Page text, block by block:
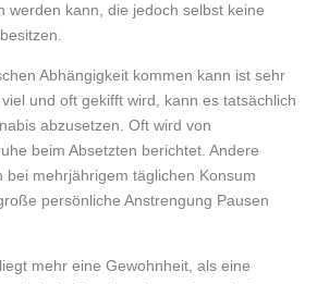
werden kann, die jedoch selbst keine
Abhängigkeit kommen kann ist sehr
und oft gekifft wird, kann es tatsächlich
abzusetzen. Oft wird von
beim Absetzten berichtet. Andere
bei mehrjährigem täglichen Konsum
persönliche Anstrengung Pausen
mehr eine Gewohnheit, als eine